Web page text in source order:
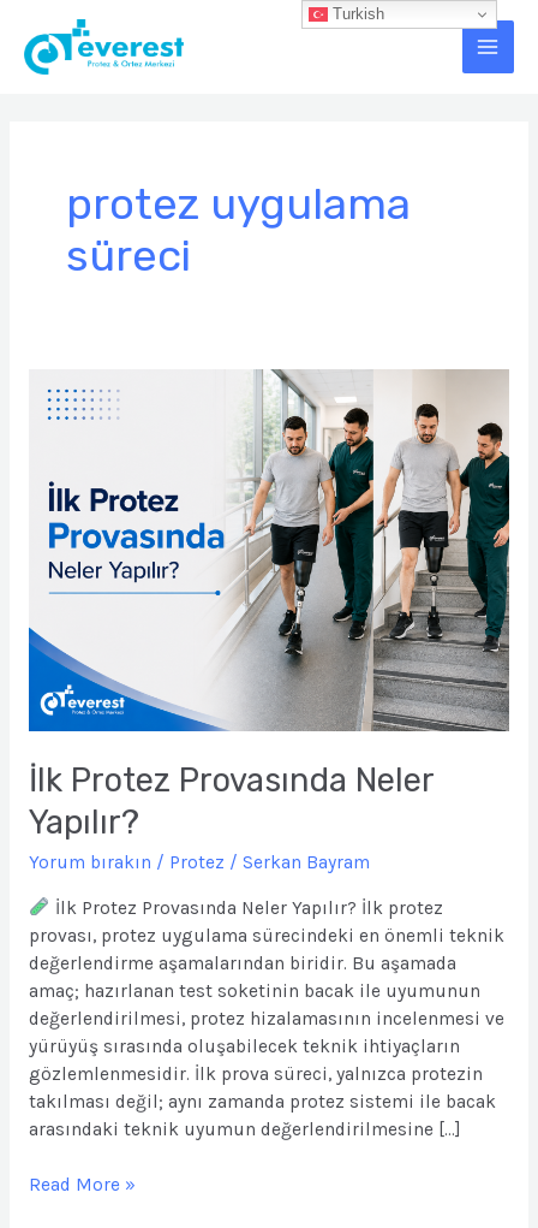
atla
Main
protez uygulama
süreci
İlk Protez Provasında Neler
Yapılır?
Yorum bırakın / Protez / Serkan Bayram
İlk Protez Provasında Neler Yapılır? İlk protez
provası, protez uygulama sürecindeki en önemli teknik
değerlendirme aşamalarından biridir. Bu aşamada
amaç; hazırlanan test soketinin bacak ile uyumunun
değerlendirilmesi, protez hizalamasının incelenmesi ve
yürüyüş sırasında oluşabilecek teknik ihtiyaçların
gözlemlenmesidir. İlk prova süreci, yalnızca protezin
takılması değil; aynı zamanda protez sistemi ile bacak
arasındaki teknik uyumun değerlendirilmesine […]
Protez
Yapılır?
Read More »
Turkish